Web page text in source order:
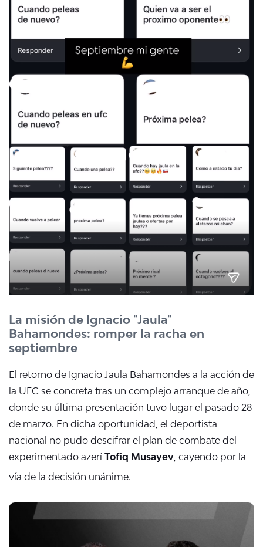
La misión de Ignacio "Jaula"
Bahamondes: romper la racha en
septiembre
El retorno de Ignacio Jaula Bahamondes a la acción de
la UFC se concreta tras un complejo arranque de año,
donde su última presentación tuvo lugar el pasado 28
de marzo. En dicha oportunidad, el deportista
nacional no pudo descifrar el plan de combate del
experimentado azeríTofiq Musayev , cayendo por la
vía de la decisión unánime.